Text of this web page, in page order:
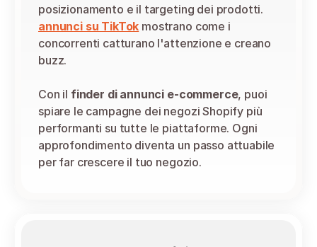
annunci su TikTok mostrano come i
concorrenti catturano l'attenzione e creano
buzz.
Con il finder di annunci e-commerce, puoi
spiare le campagne dei negozi Shopify più
performanti su tutte le piattaforme. Ogni
approfondimento diventa un passo attuabile
per far crescere il tuo negozio.